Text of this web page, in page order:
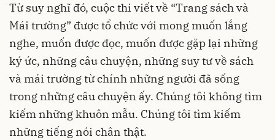
Từ suy nghĩ đó, cuộc thi viết về “Trang sách và
Mái trường” được tổ chức với mong muốn lắng
nghe, muốn được đọc, muốn được gặp lại những
ký ức, những câu chuyện, những suy tư về sách
và mái trường từ chính những người đã sống
trong những câu chuyện ấy. Chúng tôi không tìm
kiếm những khuôn mẫu. Chúng tôi tìm kiếm
những tiếng nói chân thật.